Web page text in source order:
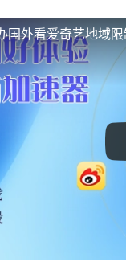
国外看爱奇艺地域